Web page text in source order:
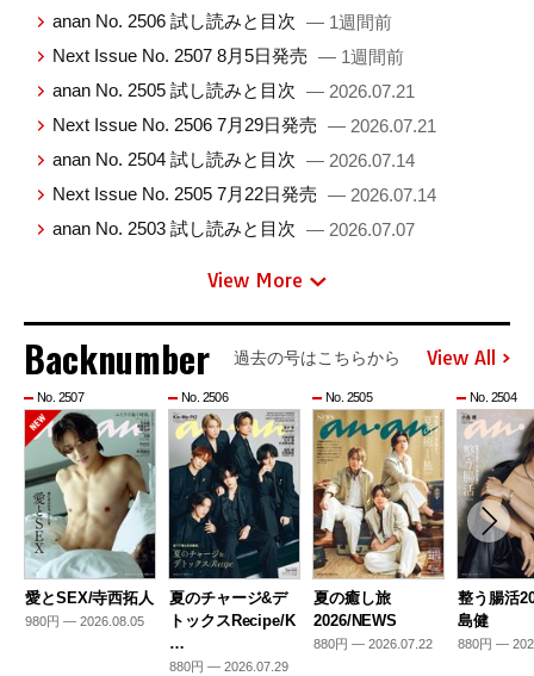
anan No. 2506 試し読みと目次 — 1週間前
Next Issue No. 2507 8月5日発売 — 1週間前
anan No. 2505 試し読みと目次 — 2026.07.21
Next Issue No. 2506 7月29日発売 — 2026.07.21
anan No. 2504 試し読みと目次 — 2026.07.14
Next Issue No. 2505 7月22日発売 — 2026.07.14
anan No. 2503 試し読みと目次 — 2026.07.07
View More
Backnumber 過去の号はこちらから View All
No. 2507
愛とSEX/寺西拓人
980円 — 2026.08.05
No. 2506
夏のチャージ&デ
トックスRecipe/K
…
880円 — 2026.07.29
No. 2505
夏の癒し旅
2026/NEWS
880円 — 2026.07.22
No. 2504
整う腸活
島健
880円 —